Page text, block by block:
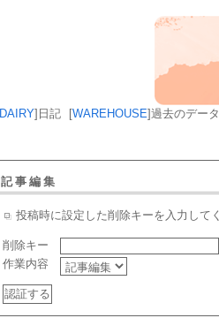
DAIRY] 日記 [WAREHOUSE]過去のデータ
記事編集
投稿時に設定した削除キーを入力して
削除キー
作業内容